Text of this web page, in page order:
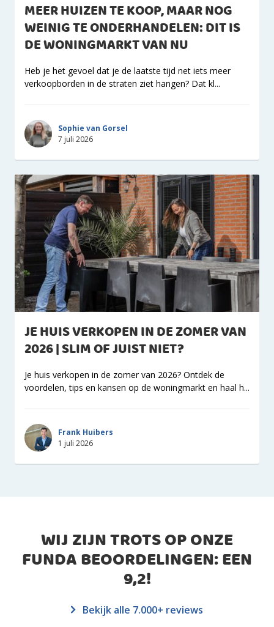
MEER HUIZEN TE KOOP, MAAR NOG
WEINIG TE ONDERHANDELEN: DIT IS
DE WONINGMARKT VAN NU
Heb je het gevoel dat je de laatste tijd net iets meer
verkoopborden in de straten ziet hangen? Dat kl...
Sophie van Gorsel
7 juli 2026
JE HUIS VERKOPEN IN DE ZOMER VAN
2026 | SLIM OF JUIST NIET?
Je huis verkopen in de zomer van 2026? Ontdek de
voordelen, tips en kansen op de woningmarkt en haal h...
Frank Huibers
1 juli 2026
WIJ ZIJN TROTS OP ONZE
FUNDA BEOORDELINGEN: EEN
9,2!
Bekijk alle 7.000+ reviews